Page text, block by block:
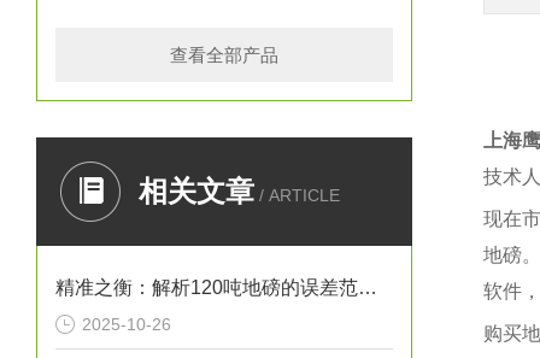
查看全部产品
相关文章 / ARTICLE
精准之衡：解析120吨地磅的误差范围与管理实践
2025-10-26
上海
技术
现在
地磅
软件
购买